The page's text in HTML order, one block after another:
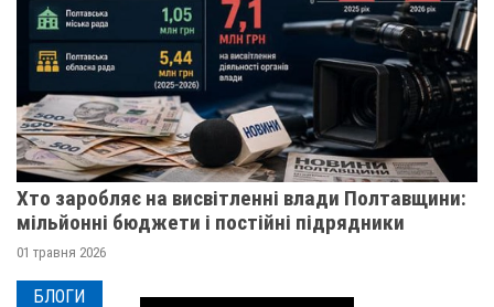
Хто заробляє на висвітленні влади Полтавщини:
мільйонні бюджети і постійні підрядники
01 травня 2026
БЛОГИ